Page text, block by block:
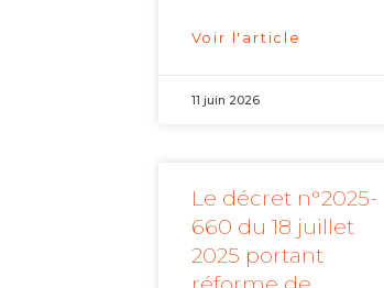
Voir l'article
11 juin 2026
Le décret n°2025-
660 du 18 juillet
2025 portant